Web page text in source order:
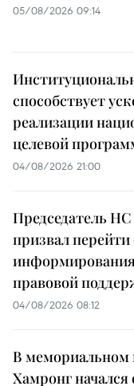
05/08/2026 09:14
способствует
реализации
целевой
04/08/2026 21:00
Председатель
призвал перейти
правовой
04/08/2026 08:12
В мемориальном
Хамронг начался